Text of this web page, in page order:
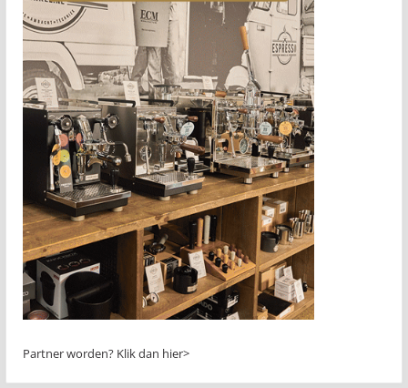
Partner worden? Klik dan hier>